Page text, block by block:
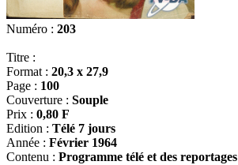
Numéro : 203
Titre :
Format : 20,3 x 27,9
Page : 100
Couverture : Souple
Prix : 0,80 F
Edition : Télé 7 jours
Année : Février 1964
Contenu : Programme télé et des reportages